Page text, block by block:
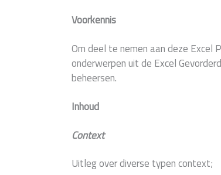
Voorkennis
Om deel te nemen aan deze Excel
onderwerpen uit de Excel
beheersen.
Inhoud
Context
Uitleg over diverse typen context;